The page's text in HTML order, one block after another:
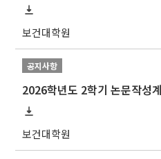
보건대학원
공지사항
보건대학원